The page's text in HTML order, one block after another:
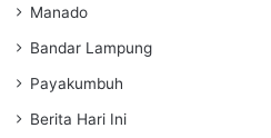
Manado
Bandar Lampung
Payakumbuh
Berita Hari Ini